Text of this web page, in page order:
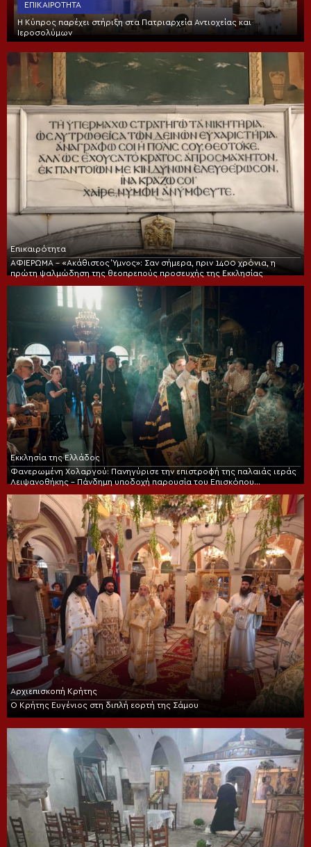
ΕΠΙΚΑΙΡΌΤΗΤΑ
Η Κύπρος παρέχει στήριξη στα Πατριαρχεία Αντιοχείας και
Ιεροσολύμων
Επικαιρότητα
ΑΦΙΕΡΩΜΑ – «Ακάθιστος Ύμνος»: Σαν σήμερα, πριν 1400 χρόνια, η
πρώτη ψαλμώδηση της θεοπρεπούς προσευχής της Εκκλησίας
Εκκλησία της Ελλάδος
Φανερωμένη Χολαργού: Πανηγύρισε την επιστροφή της παλαιάς ιεράς
Λειψανοθήκης – Πάνδημη υποδοχή παρουσία του Επισκόπου
Αρχιεπισκοπή Κρήτης
Ο Κρήτης Ευγένιος στη διπλή εορτή της Σάμου